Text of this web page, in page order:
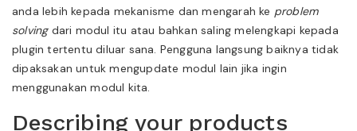
anda lebih kepada mekanisme dan mengarah ke problem
solvingdari modul itu atau bahkan saling melengkapi kepada
plugin tertentu diluar sana. Pengguna langsung baiknya tidak
dipaksakan untuk mengupdate modul lain jika ingin
menggunakan modul kita.
Describing your products